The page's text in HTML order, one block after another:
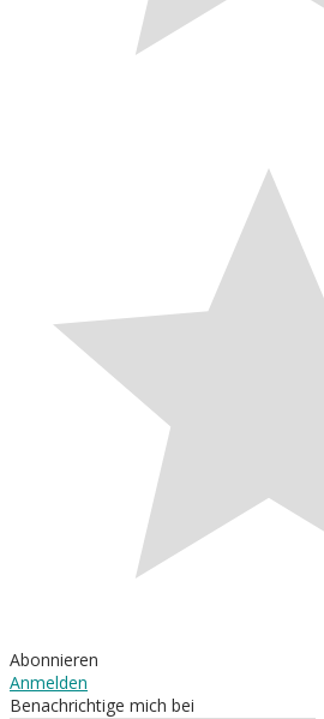
Abonnieren
Anmelden
Benachrichtige mich bei